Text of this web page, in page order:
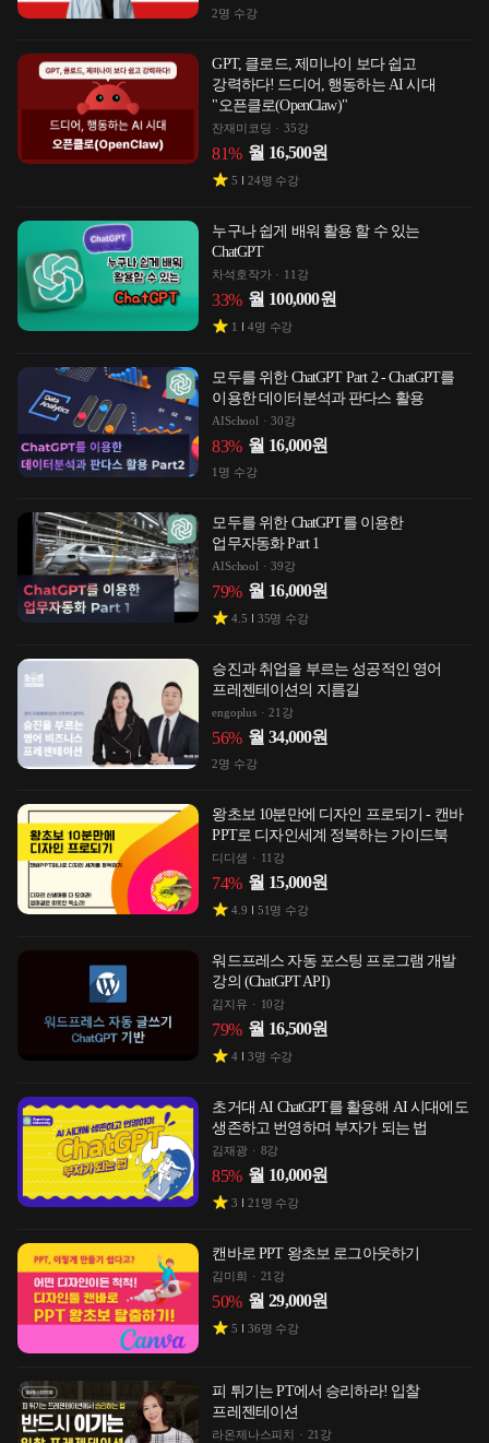
2명 수강
GPT, 클로드, 제미나이 보다 쉽고
강력하다! 드디어, 행동하는 AI 시대
"오픈클로(OpenClaw)"
잔재미코딩 35강
81% 월 16,500원
5 24명 수강
누구나 쉽게 배워 활용 할 수 있는
ChatGPT
차석호작가 11강
33% 월 100,000원
1 4명 수강
모두를 위한 ChatGPT Part 2 - ChatGPT를
이용한 데이터분석과 판다스 활용
AISchool 30강
83% 월 16,000원
1명 수강
모두를 위한 ChatGPT를 이용한
업무자동화 Part 1
AISchool 39강
79% 월 16,000원
4.5 35명 수강
승진과 취업을 부르는 성공적인 영어
프레젠테이션의 지름길
engoplus 21강
56% 월 34,000원
2명 수강
왕초보 10분만에 디자인 프로되기 - 캔바
PPT로 디자인세계 정복하는 가이드북
디디샘 11강
74% 월 15,000원
4.9 51명 수강
워드프레스 자동 포스팅 프로그램 개발
강의 (ChatGPT API)
김지유 10강
79% 월 16,500원
4 3명 수강
초거대 AI ChatGPT를 활용해 AI 시대에도
생존하고 번영하며 부자가 되는 법
김재광 8강
85% 월 10,000원
3 21 명 수강
캔바로 PPT 왕초보 로그아웃하기
김미희 21강
50% 월 29,000원
5 36명 수강
피 튀기는 PT에서 승리하라! 입찰
프레젠테이션
라온제나스피치 21강